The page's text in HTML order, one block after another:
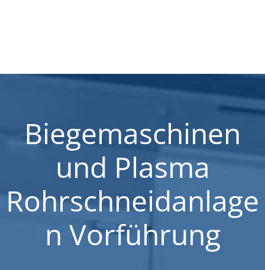
Biegemaschinen
und Plasma
Rohrschneidanlage
n Vorführung